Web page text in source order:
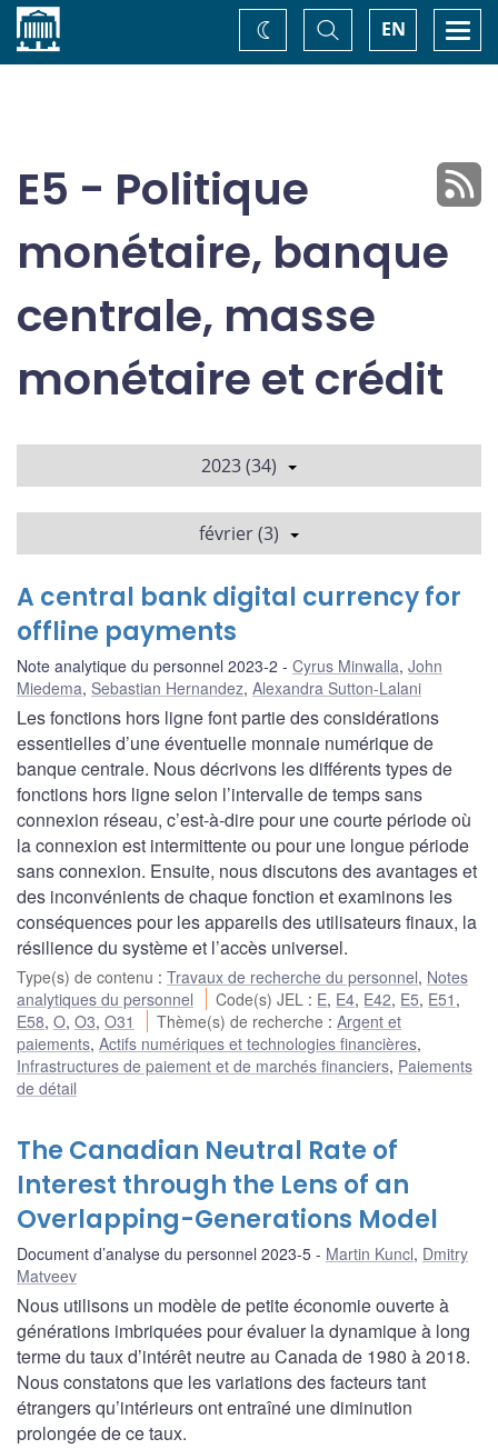
Accueil EN
Basculer
la
recherche
Changez
de
E5 - Politique
monétaire, banque
centrale, masse
monétaire et crédit
2023 (34)
février (3)
A central bank digital currency for
offline payments
Note analytique du personnel 2023-2 Cyrus Minwalla, John
Miedema, Sebastian Hernandez, Alexandra Sutton-Lalani
Les fonctions hors ligne font partie des considérations
essentielles d’une éventuelle monnaie numérique de
banque centrale. Nous décrivons les différents types de
fonctions hors ligne selon l’intervalle de temps sans
connexion réseau, c’est-à-dire pour une courte période où
la connexion est intermittente ou pour une longue période
sans connexion. Ensuite, nous discutons des avantages et
des inconvénients de chaque fonction et examinons les
conséquences pour les appareils des utilisateurs finaux, la
résilience du système et l’accès universel.
Type(s) de contenu : Travaux de recherche du personnel, Notes
analytiques du personnel
Code(s) JEL : E, E4, E42, E5, E51 ,
E58, O, O3, O31 Thème(s) de recherche :Argent et
paiements, Actifs numériques et technologies financières,
Infrastructures de paiement et de marchés financiers, Paiements
de détail
The Canadian Neutral Rate of
Interest through the Lens of an
Overlapping-Generations Model
Document d’analyse du personnel 2023-5 Martin Kuncl, Dmitry
Matveev
Nous utilisons un modèle de petite économie ouverte à
générations imbriquées pour évaluer la dynamique à long
terme du taux d’intérêt neutre au Canada de 1980 à 2018.
Nous constatons que les variations des facteurs tant
étrangers qu’intérieurs ont entraîné une diminution
prolongée de ce taux.